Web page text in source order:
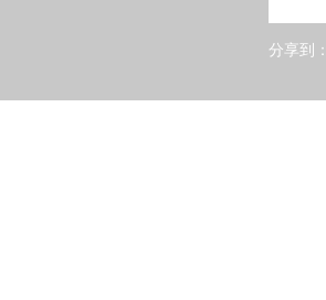
分享到：